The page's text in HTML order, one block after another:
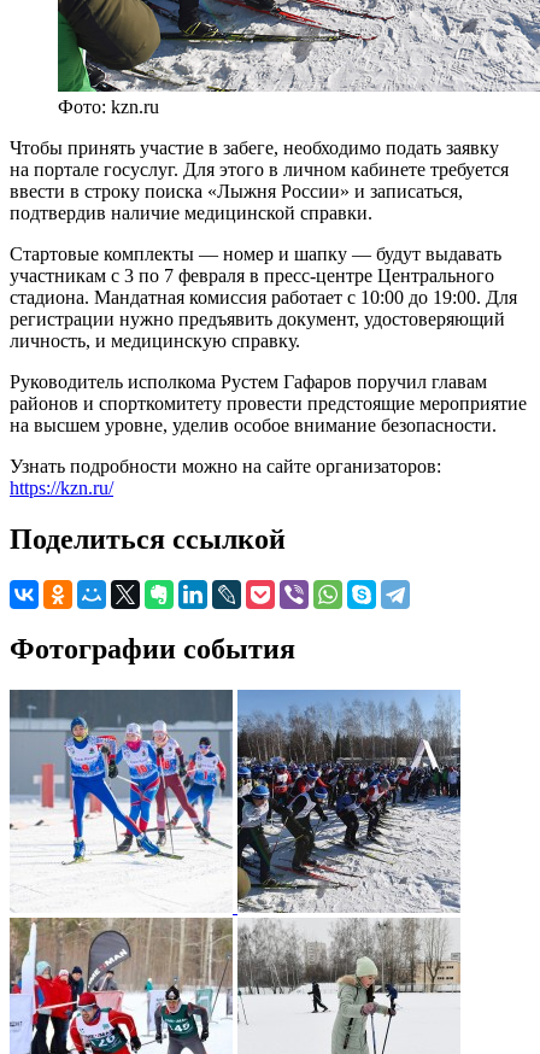
Фото: kzn.ru
Чтобы принять участие в забеге, необходимо подать заявку
на портале госуслуг. Для этого в личном кабинете требуется
ввести в строку поиска «Лыжня России» и записаться,
подтвердив наличие медицинской справки.
Стартовые комплекты — номер и шапку — будут выдавать
участникам с 3 по 7 февраля в пресс-центре Центрального
стадиона. Мандатная комиссия работает с 10:00 до 19:00. Для
регистрации нужно предъявить документ, удостоверяющий
личность, и медицинскую справку.
Руководитель исполкома Рустем Гафаров поручил главам
районов и спорткомитету провести предстоящие мероприятие
на высшем уровне, уделив особое внимание безопасности.
Узнать подробности можно на сайте организаторов:
https://kzn.ru/
Поделиться ссылкой
Фотографии события